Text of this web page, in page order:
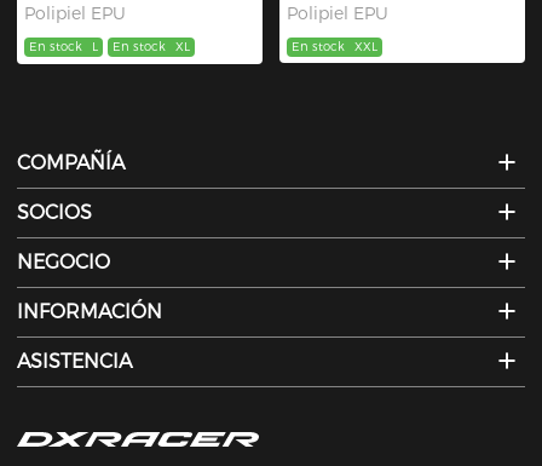
Polipiel EPU
En stock L En stock XL
Polipiel EPU
En stock XXL
COMPAÑÍA
SOCIOS
NEGOCIO
INFORMACIÓN
ASISTENCIA